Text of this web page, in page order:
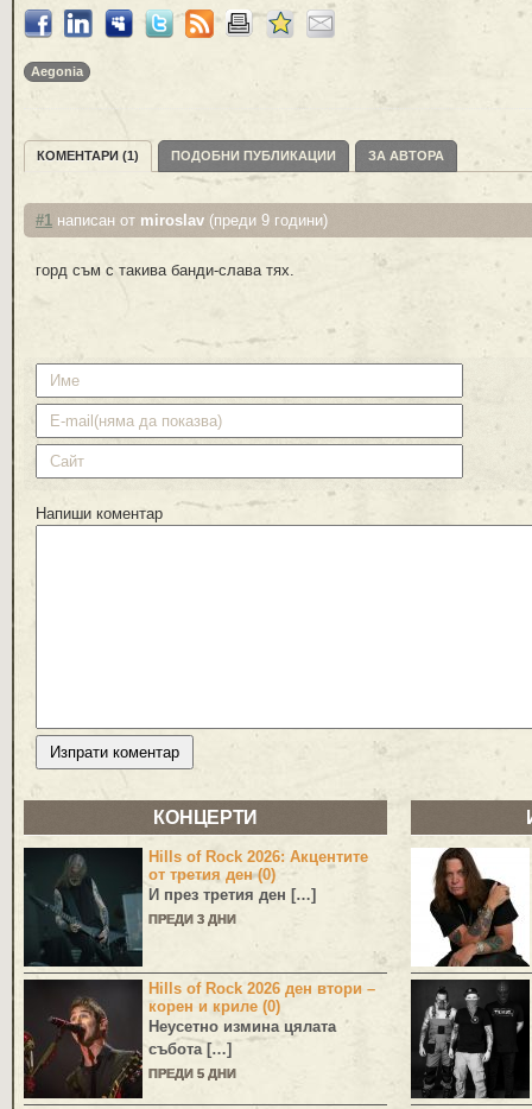
Aegonia
КОМЕНТАРИ (1) ПОДОБНИ ПУБЛИКАЦИИ ЗА АВТОРА
#1 написан от miroslav (преди 9 години)
горд съм с такива банди-слава тях.
Напиши коментар
КОНЦЕРТИ
Hills of Rock 2026: Акцентите
от третия ден (0)
И през третия ден […]
ПРЕДИ 3 ДНИ
Hills of Rock 2026 ден втори –
корен и криле (0)
Неусетно измина цялата
събота […]
ПРЕДИ 5 ДНИ